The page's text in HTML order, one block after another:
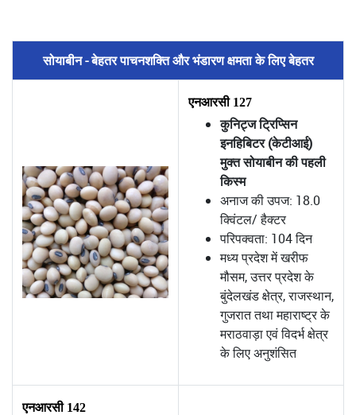
सोयाबीन - बेहतर पाचनशक्ति और भंडारण क्षमता के लिए बेहतर
एनआरसी 127
कुनिट्ज ट्रिप्सिन
इनहिबिटर (केटीआई)
मुक्त सोयाबीन की पहली
किस्म
अनाज की उपज: 18.0
क्विंटल/ हैक्टर
परिपक्वता: 104 दिन
मध्य प्रदेश में खरीफ
मौसम, उत्तर प्रदेश के
बुंदेलखंड क्षेत्र, राजस्थान,
गुजरात तथा महाराष्ट्र के
मराठवाड़ा एवं विदर्भ क्षेत्र
के लिए अनुशंसित
एनआरसी 142